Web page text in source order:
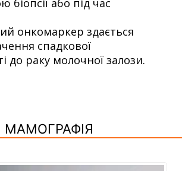
біопсії або під час
онкомаркер здається
спадкової
до раку молочної залози.
МАМОГРАФІЯ